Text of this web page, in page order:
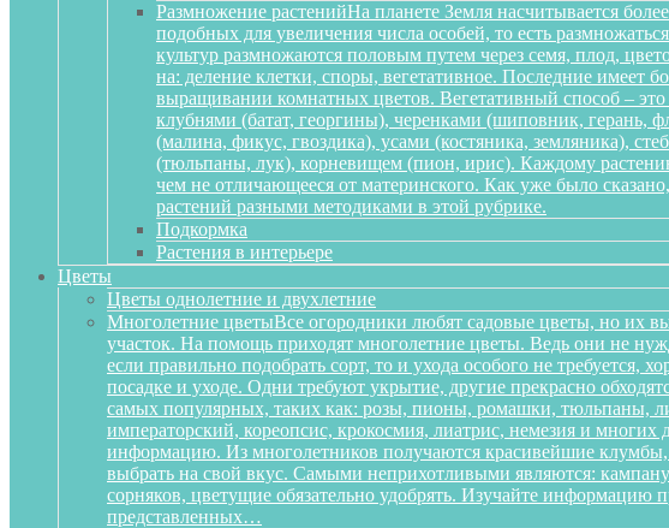
Размножение растенийНа планете Земля насчитывается
подобных для увеличения числа особей, то есть
культур размножаются половым путем через семя, плод,
на: деление клетки, споры, вегетативное. Последние имеет
выращивании комнатных цветов. Вегетативный способ –
клубнями (батат, георгины), черенками (шиповник, герань,
(малина, фикус, гвоздика), усами (костяника, земляника),
(тюльпаны, лук), корневищем (пион, ирис). Каждому
чем не отличающееся от материнского. Как уже было
растений разными методиками в этой рубрике.
Подкормка
Растения в интерьере
Цветы
Цветы однолетние и двухлетние
Многолетние цветыВсе огородники любят садовые цветы, но их
участок. На помощь приходят многолетние цветы. Ведь они не
если правильно подобрать сорт, то и ухода особого не
посадке и уходе. Одни требуют укрытие, другие прекрасно
самых популярных, таких как: розы, пионы, ромашки, тюльпаны,
императорский, кореопсис, крокосмия, лиатрис, немезия и
информацию. Из многолетников получаются красивейшие
выбрать на свой вкус. Самыми неприхотливыми являются:
сорняков, цветущие обязательно удобрять. Изучайте
представленных…